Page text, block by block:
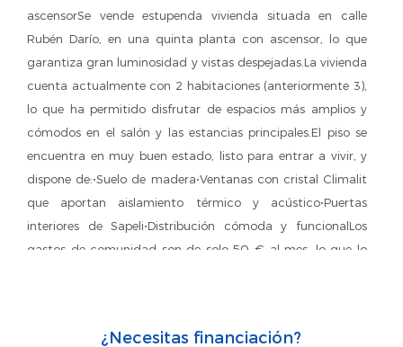
ascensorSe vende estupenda vivienda situada en calle
Rubén Darío, en una quinta planta con ascensor, lo que
garantiza gran luminosidad y vistas despejadas.La vivienda
cuenta actualmente con 2 habitaciones (anteriormente 3),
lo que ha permitido disfrutar de espacios más amplios y
cómodos en el salón y las estancias principales.El piso se
encuentra en muy buen estado, listo para entrar a vivir, y
dispone de:•Suelo de madera•Ventanas con cristal Climalit
que aportan aislamiento térmico y acústico•Puertas
interiores de Sapeli•Distribución cómoda y funcionalLos
gastos de comunidad son de solo 50 € al mes, lo que lo
colegios y zonas de ocio.Una excelente oportunidad tanto
¿Necesitas financiación?